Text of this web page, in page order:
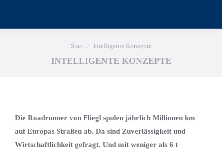
Sie befinden sich hier:
Start Intelligente Konzepte
INTELLIGENTE KONZEPTE
Die Roadrunner von Fliegl spulen jährlich Millionen km
auf Europas Straßen ab. Da sind Zuverlässigkeit und
Wirtschaftlichkeit gefragt. Und mit weniger als 6 t